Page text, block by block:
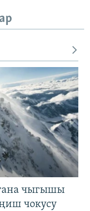
чыгышы
чокусу